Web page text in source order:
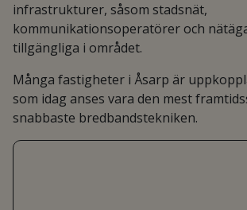
infrastrukturer, såsom stadsnät,
kommunikationsoperatörer och
tillgängliga i området.
Många fastigheter i Åsarp är
som idag anses vara den mest
snabbaste bredbandstekniken.